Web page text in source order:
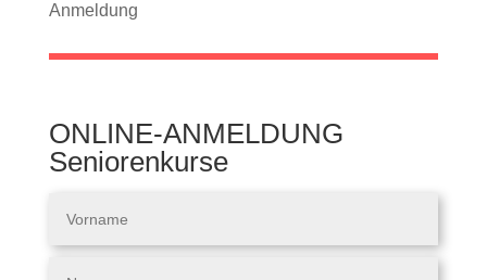
Anmeldung
ONLINE-ANMELDUNG
Seniorenkurse